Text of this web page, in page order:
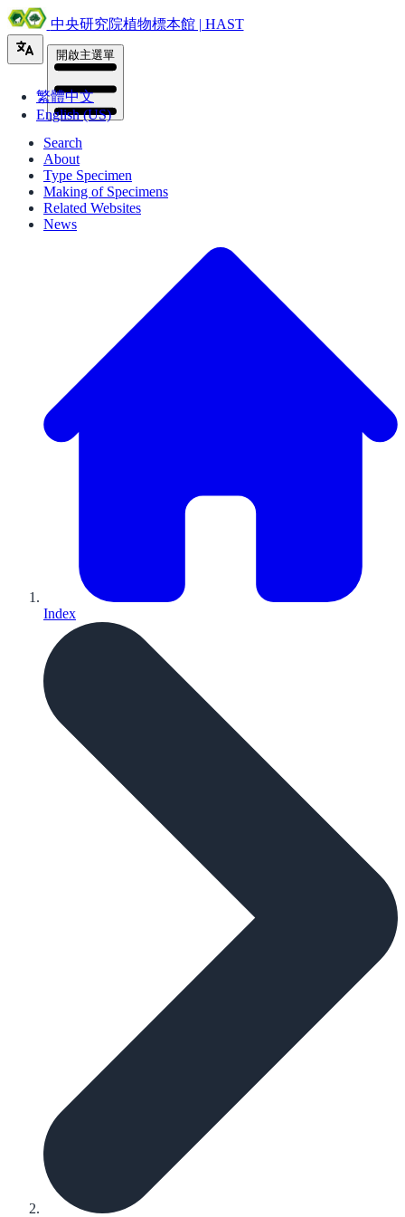
中央研究院植物標本館 | HAST
繁體中文
English (US)
開啟主選單
Search
About
Type Specimen
Making of Specimens
Related Websites
News
Index